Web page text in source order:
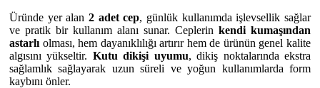
Üründe yer alan 2 adet cep, günlük kullanımda işlevsellik sağlar
ve pratik bir kullanım alanı sunar. Ceplerin kendi kumaşından
astarlı olması, hem dayanıklılığı artırır hem de ürünün genel kalite
algısını yükseltir. Kutu dikişi uyumu, dikiş noktalarında ekstra
sağlamlık sağlayarak uzun süreli ve yoğun kullanımlarda form
kaybını önler.